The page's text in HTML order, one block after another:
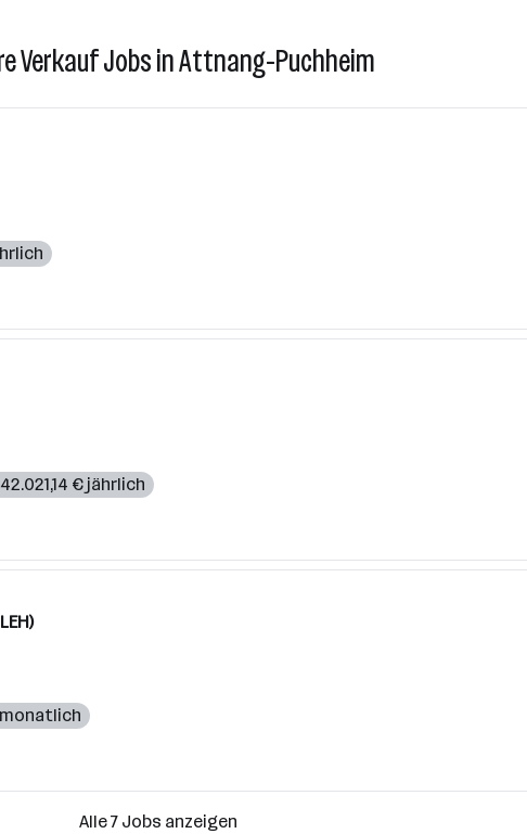
Verkauf Jobs in Attnang-Puchheim
€ jährlich
Alle 7 Jobs anzeigen